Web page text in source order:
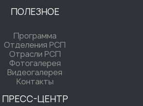
ПОЛЕЗНОЕ
Программа
Отделения РСП
Отрасли РСП
Фотогалерея
Видеогалерея
Контакты
ПРЕСС-ЦЕНТР